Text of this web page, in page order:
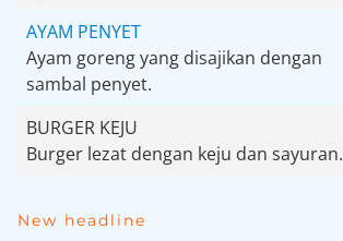
AYAM PENYET
Ayam goreng yang disajikan dengan
sambal penyet.
BURGER KEJU
Burger lezat dengan keju dan sayuran.
New headline